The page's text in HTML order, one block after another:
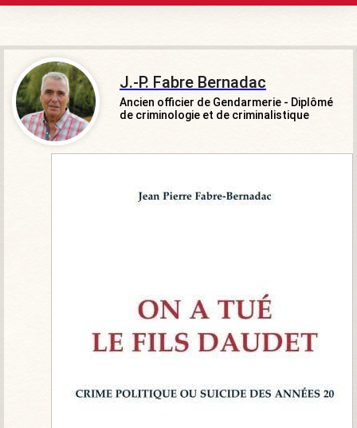
J.-P. Fabre Bernadac
Ancien officier de Gendarmerie - Diplômé
de criminologie et de criminalistique